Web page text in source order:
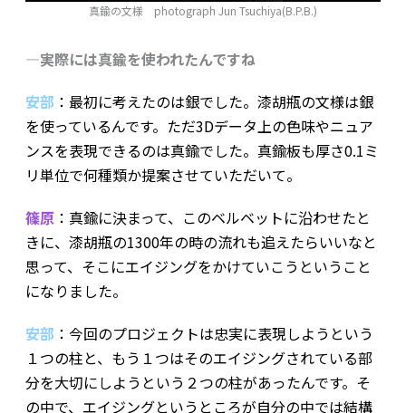
真鍮の文様 photograph Jun Tsuchiya(B.P.B.)
―実際には真鍮を使われたんですね
安部 ：最初に考えたのは銀でした。漆胡瓶の文様は銀
を使っているんです。ただ3Dデータ上の色味やニュア
ンスを表現できるのは真鍮でした。真鍮板も厚さ0.1ミ
リ単位で何種類か提案させていただいて。
篠原：真鍮に決まって、このベルベットに沿わせたと
きに、漆胡瓶の1300年の時の流れも追えたらいいなと
思って、そこにエイジングをかけていこうということ
になりました。
安部 ：今回のプロジェクトは忠実に表現しようという
１つの柱と、もう１つはそのエイジングされている部
分を大切にしようという２つの柱があったんです。そ
の中で、エイジングというところが自分の中では結構